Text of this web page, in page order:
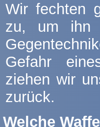
Wir fechten
zu, um ihn
Gefahr
ziehen wir
zurück.
Welche